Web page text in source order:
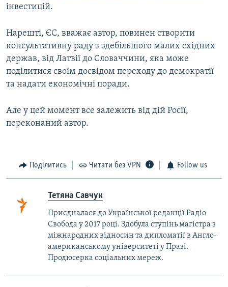
інвестицій.
Нарешті, ЄС, вважає автор, повинен створити
консультативну раду з здебільшого малих східних
держав, від Латвії до Словаччини, яка може
поділитися своїм досвідом переходу до демократії
та надати економічні поради.
Але у цей момент все залежить від дій Росії,
переконаний автор.
Поділитись Читати без VPN Follow us
Тетяна Савчук
Приєдналася до Української редакції Радіо
Свобода у 2017 році. Здобула ступінь магістра з
міжнародних відносин та дипломатії в Англо-
американському університеті у Празі.
Продюсерка соціальних мереж.